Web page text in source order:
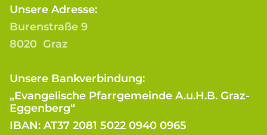
Unsere Adresse:
Burenstraße 9
8020 Graz
Unsere Bankverbindung:
„Evangelische Pfarrgemeinde A.u.H.B. Graz-
Eggenberg“
IBAN: AT37 2081 5022 0940 0965